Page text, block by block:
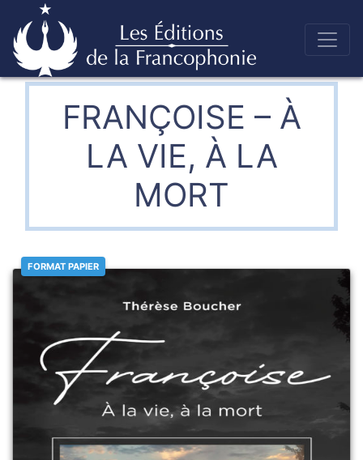
Skip
to Éditions de la francophonie
FRANÇOISE – À
LA VIE, À LA
MORT
FORMAT PAPIER